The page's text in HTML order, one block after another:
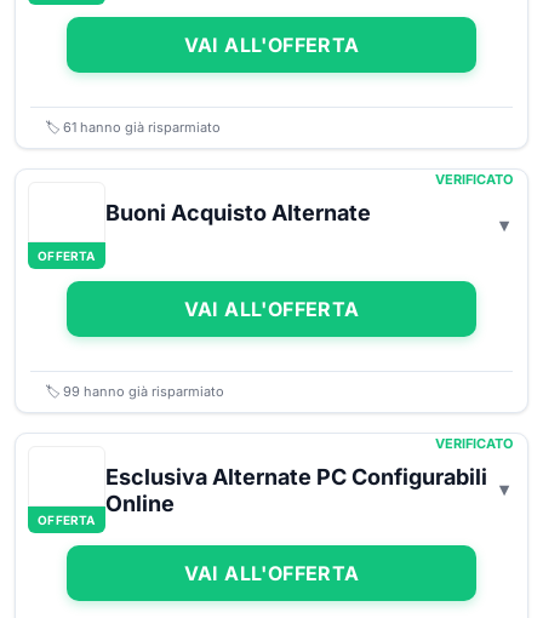
VAI ALL'OFFERTA
🏷️ 61 hanno già risparmiato
OFFERTA
VERIFICATO
Buoni Acquisto Alternate
VAI ALL'OFFERTA
🏷️ 99 hanno già risparmiato
OFFERTA
VERIFICATO
Esclusiva Alternate PC Configurabili
Online
VAI ALL'OFFERTA